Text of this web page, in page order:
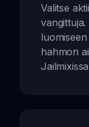
Valitse
hahmon